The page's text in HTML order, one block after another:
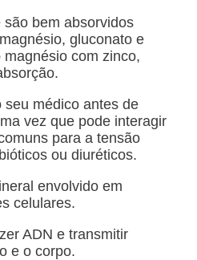
bem absorvidos
gluconato e
com zinco,
seu médico antes de
vez que pode interagir
para a tensão
ou diuréticos.
envolvido em
celulares.
ADN e transmitir
e o corpo.